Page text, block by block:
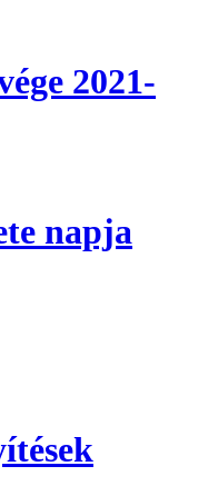
2021-
napja